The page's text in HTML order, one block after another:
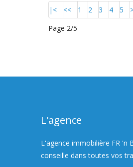
|<
<< 1 2 3 4 5
Page 2/5
L'agence
L'agence immobilière FR 'n
conseille dans toutes vos